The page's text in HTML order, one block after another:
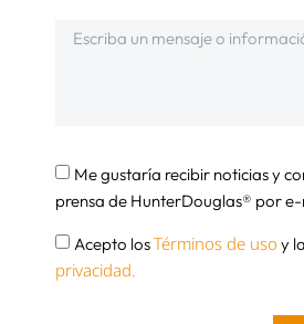
Me gustaría recibir noticias y
prensa de HunterDouglas® por
Acepto losTérminos de uso y
privacidad.